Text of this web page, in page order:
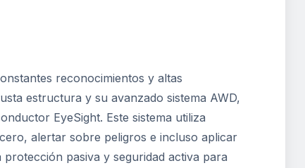
reconocimientos y altas
estructura y su avanzado sistema AWD,
EyeSight. Este sistema utiliza
alertar sobre peligros e incluso aplicar
pasiva y seguridad activa para